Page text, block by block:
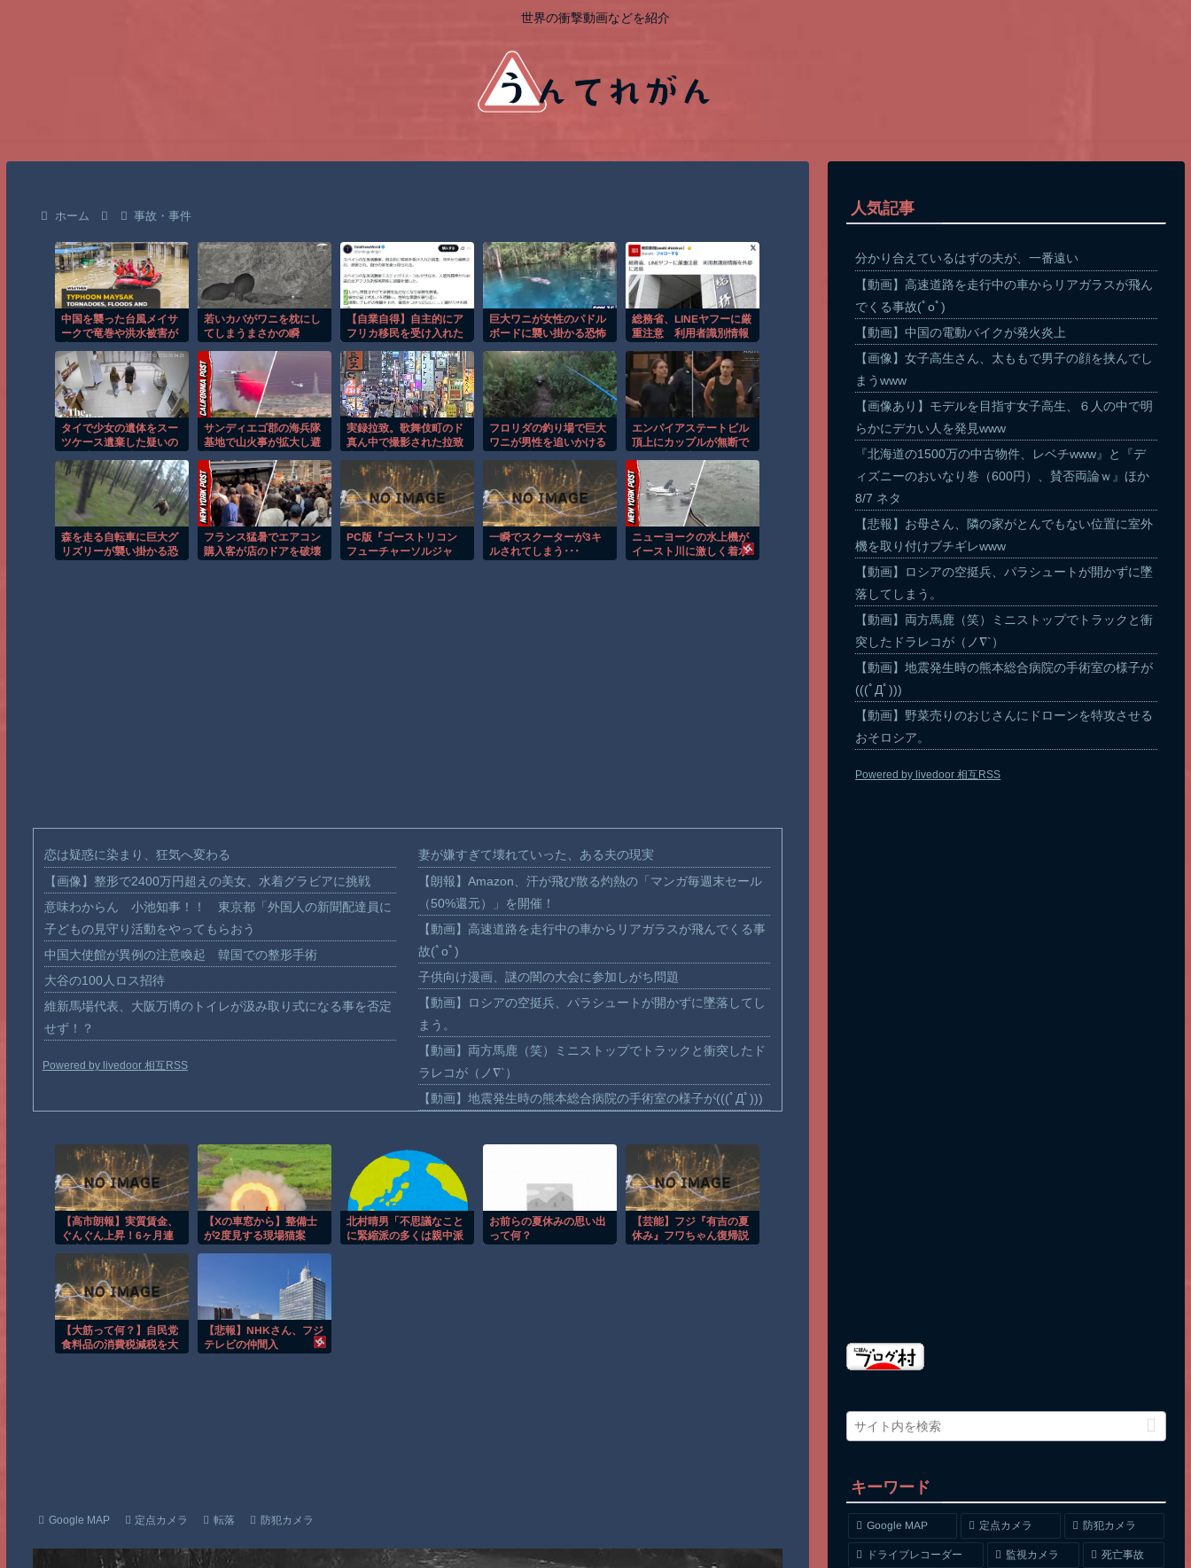
世界の衝撃動画などを紹介
ホーム 事故・事件
中国を襲った台風メイサ
ークで竜巻や洪水被害が
若いカバがワニを枕にし
てしまうまさかの瞬
【自業自得】自主的にア
フリカ移民を受け入れた
末路
巨大ワニが女性のパドル
ボードに襲い掛かる恐怖
総務省、LINEヤフーに厳
重注意 利用者識別情報
タイで少女の遺体をスー
ツケース遺棄した疑いの
サンディエゴ郡の海兵隊
基地で山火事が拡大し避
実録拉致。歌舞伎町のド
真ん中で撮影された拉致
フロリダの釣り場で巨大
ワニが男性を追いかける
エンパイアステートビル
頂上にカップルが無断で
森を走る自転車に巨大グ
リズリーが襲い掛かる恐
フランス猛暑でエアコン
購入客が店のドアを破壊
PC版『ゴーストリコン
フューチャーソルジャ
一瞬でスクーターが3キ
ルされてしまう･･･
ニューヨークの水上機が
イースト川に激しく着水
恋は疑惑に染まり、狂気へ変わる
【画像】整形で2400万円超えの美女、水着グラビアに挑戦
意味わからん 小池知事！！ 東京都「外国人の新聞配達員に
子どもの見守り活動をやってもらおう
中国大使館が異例の注意喚起 韓国での整形手術
大谷の100人ロス招待
維新馬場代表、大阪万博のトイレが汲み取り式になる事を否定
せず！？
Powered by livedoor 相互RSS
妻が嫌すぎて壊れていった、ある夫の現実
【朗報】Amazon、汗が飛び散る灼熱の「マンガ毎週末セール
（50%還元）」を開催！
【動画】高速道路を走行中の車からリアガラスが飛んでくる事
故(ﾟoﾟ)
子供向け漫画、謎の闇の大会に参加しがち問題
【動画】ロシアの空挺兵、パラシュートが開かずに墜落してし
まう。
【動画】両方馬鹿（笑）ミニストップでトラックと衝突したド
ラレコが（ノ∇`）
【動画】地震発生時の熊本総合病院の手術室の様子が(((ﾟДﾟ)))
【朗報】大人気漫画「GANTZ」がAmazonでなんと全巻100円
ｗｗｗｗｗｗ
まだ墓石があるだけマシと見るべきか。今はもう合葬墓ばかり
【動画】新型のさすまた、限界突破ｗｗｗｗｗｗ
【高市朗報】実質賃金、
ぐんぐん上昇！6ヶ月連
豊かさを実感か？インフ
レ加速しなければ
【Xの車窓から】整備士
が2度見する現場猫案
北村晴男「不思議なこと
に緊縮派の多くは親中派
お前らの夏休みの思い出
って何？
【芸能】フジ『有吉の夏
休み』フワちゃん復帰説
【大筋って何？】自民党
食料品の消費税減税を大
【悲報】NHKさん、フジ
テレビの仲間入
Google MAP 定点カメラ 転落 防犯カメラ
人気記事
分かり合えているはずの夫が、一番遠い
【動画】高速道路を走行中の車からリアガラスが飛ん
でくる事故(ﾟoﾟ)
【動画】中国の電動バイクが発火炎上
【画像】女子高生さん、太ももで男子の顔を挟んでし
まうwww
【画像あり】モデルを目指す女子高生、６人の中で明
らかにデカい人を発見www
『北海道の1500万の中古物件、レベチwww』と『デ
ィズニーのおいなり巻（600円）、賛否両論ｗ』ほか
8/7 ネタ
【悲報】お母さん、隣の家がとんでもない位置に室外
機を取り付けブチギレwww
【動画】ロシアの空挺兵、パラシュートが開かずに墜
落してしまう。
【動画】両方馬鹿（笑）ミニストップでトラックと衝
突したドラレコが（ノ∇`）
【動画】地震発生時の熊本総合病院の手術室の様子が
(((ﾟДﾟ)))
【動画】野菜売りのおじさんにドローンを特攻させる
おそロシア。
Powered by livedoor 相互RSS
キーワード
Google MAP 定点カメラ 防犯カメラ
ドライブレコーダー 監視カメラ 死亡事故